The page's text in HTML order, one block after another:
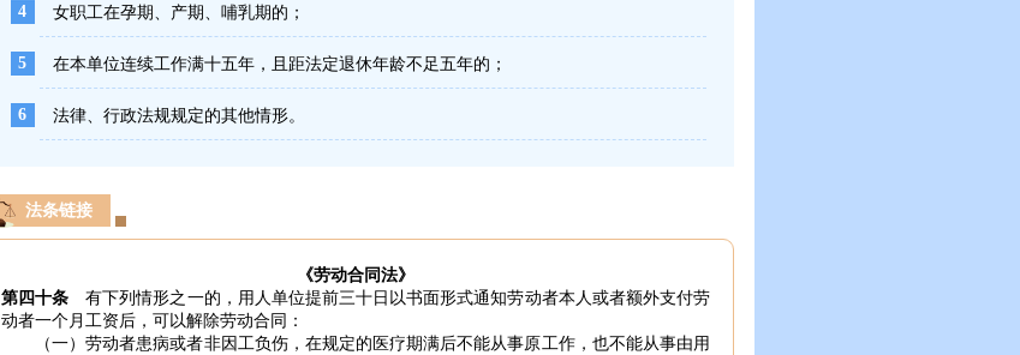
4 女职工在孕期、产期、哺乳期的；
5 在本单位连续工作满十五年，且距法定退休年龄不足五年的；
6 法律、行政法规规定的其他情形。
法条链接
《劳动合同法》
第四十条 有下列情形之一的，用人单位提前三十日以书面形式通知劳动者本人或者额外支付劳
动者一个月工资后，可以解除劳动合同：
（一）劳动者患病或者非因工负伤，在规定的医疗期满后不能从事原工作，也不能从事由用